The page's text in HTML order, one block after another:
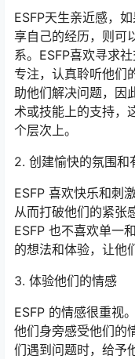
ESFP天生亲近感，
享自己的经历，则可
系。ESFP喜欢寻求
专注，认真聆听他们
助他们解决问题，因
术或技能上的支持，
个层次上。
2. 创建愉快的氛围和
ESFP 喜欢快乐和刺
从而打破他们的紧张
ESFP 也不喜欢单一
的想法和体验，让他
3. 体验他们的情感
ESFP 的情感很重视
他们身旁感受他们的
们遇到问题时，给予